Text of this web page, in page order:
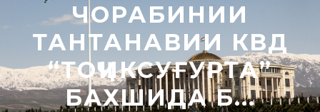
ЧОРАБИНИИ
ТАНТАНАВИИ КВД
“ТОҶИКСУҒУРТА”
БАХШИДА Б...